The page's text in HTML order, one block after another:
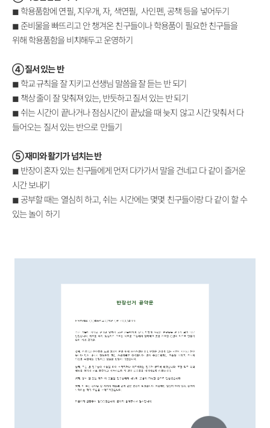
◼ 학용품함에 연필, 지우개, 자, 색연필, 사인펜, 공책 등을 넣어두기
◼준비물을 빠뜨리고 안 챙겨온 친구들이나 학용품이 필요한 친구들을
위해 학용품함을 비치해두고 운영하기
④질서 있는 반
◼ 학교 규칙을 잘 지키고 선생님 말씀을 잘 듣는 반 되기
◼ 책상 줄이 잘 맞춰져 있는, 반듯하고 질서 있는 반 되기
◼쉬는 시간이 끝나거나 점심시간이 끝났을 때 늦지 않고시간 맞춰서 다
들어오는 질서 있는 반으로 만들기
⑤재미와 활기가 넘치는 반
◼ 반장이 혼자 있는 친구들에게 먼저 다가가서 말을 건네고 다 같이 즐거운
시간 보내기
◼공부할 때는 열심히 하고, 쉬는 시간에는 몇몇 친구들이랑 다 같이 할 수
있는 놀이 하기